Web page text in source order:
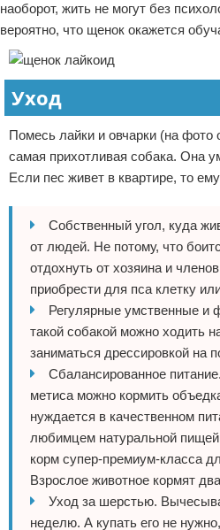
наоборот, жить не могут без
вероятно, что щенок окажется
Уход
Помесь лайки и овчарки (на фото
самая прихотливая собака. Она
Если пес живет в квартире, то
Собственный угол, куда
от людей. Не потому, что
отдохнуть от хозяина и
приобрести для пса клетку
Регулярные умственные и
такой собакой можно ходить
заниматься дрессировкой на
Сбалансированное
метиса можно кормить
нуждается в качественном
любимцем натуральной
корм супер-премиум-класса
Взрослое животное кормят
Уход за шерстью.
неделю. А купать его не